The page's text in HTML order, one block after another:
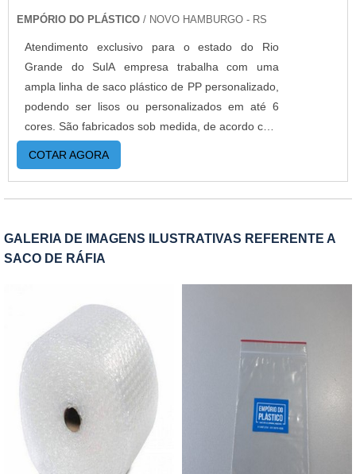
EMPÓRIO DO PLÁSTICO / NOVO HAMBURGO - RS
Atendimento exclusivo para o estado do Rio
Grande do SulA empresa trabalha com uma
ampla linha de saco plástico de PP personalizado,
podendo ser lisos ou personalizados em até 6
cores. São fabricados sob medida, de acordo com
a necessidade de cada cliente. Além disso, esta
embalagem flexível poder ser fabricado com dois
tipos de adesivo: permanente e abre e
permanente, a embalagem se torna inviolável, e
para se violar é necessário danificar a
embalagem. É uma forma segura para enviar os
produtos, e transmitir a segurança ao cliente final
que o produto chegou conforme foi enviado.Para
o saco abre e fecha, a embalagem pode ser
aberta por diversas vezes, como é o caso dos
sacos para roupas. Para contribuir com o meio
ambiente, há a opção de saco oxi biodegradável,
nesta opção, a embalagem em contato com a
natureza se degrada em curto espaço de tempo,
em média seis meses, ao contrário dos sacos
COTAR AGORA
GALERIA DE IMAGENS ILUSTRATIVAS REFERENTE A
SACO DE RÁFIA